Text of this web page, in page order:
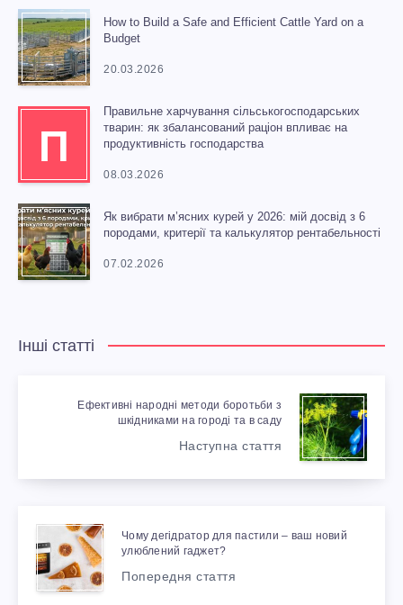
How to Build a Safe and Efficient Cattle Yard on a
Budget
20.03.2026
П
Правильне харчування сільськогосподарських
тварин: як збалансований раціон впливає на
продуктивність господарства
08.03.2026
Як вибрати м’ясних курей у 2026: мій досвід з 6
породами, критерії та калькулятор рентабельності
07.02.2026
Інші статті
Ефективні народні методи боротьби з
шкідниками на городі та в саду
Наступна стаття
Чому дегідратор для пастили – ваш новий
улюблений гаджет?
Попередня стаття